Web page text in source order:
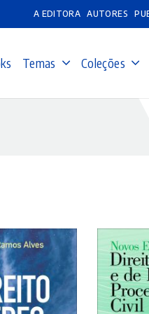
A EDITORA AUTORES
Temas Coleções